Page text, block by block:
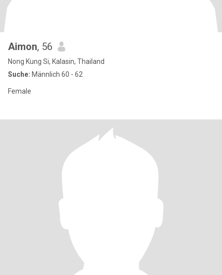
Aimon, 56
Nong Kung Si, Kalasin, Thailand
Suche: Männlich 60 - 62
Female